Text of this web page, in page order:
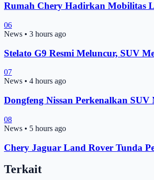
Rumah Chery Hadirkan Mobilitas
06
News • 3 hours ago
Stelato G9 Resmi Meluncur, SUV
07
News • 4 hours ago
Dongfeng Nissan Perkenalkan
08
News • 5 hours ago
Chery Jaguar Land Rover Tunda
Terkait